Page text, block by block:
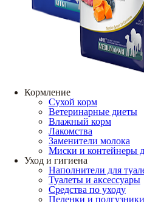
Кормление
Сухой корм
Ветеринарные диеты
Влажный корм
Лакомства
Заменители молока
Миски и контейнеры
Уход и гигиена
Наполнители для
Туалеты и аксессуары
Средства по уходу
Пеленки и подгузники